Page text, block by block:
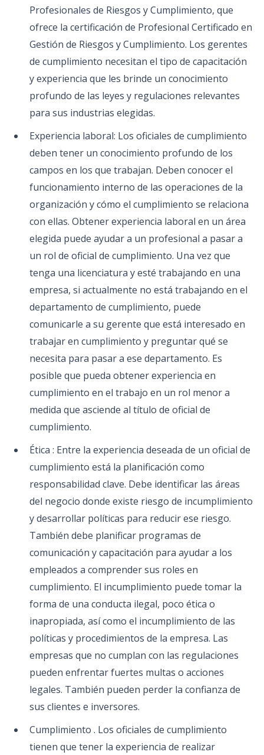
Profesionales de Riesgos y Cumplimiento, que
ofrece la certificación de Profesional Certificado en
Gestión de Riesgos y Cumplimiento. Los gerentes
de cumplimiento necesitan el tipo de capacitación
y experiencia que les brinde un conocimiento
profundo de las leyes y regulaciones relevantes
para sus industrias elegidas.
Experiencia laboral: Los oficiales de cumplimiento
deben tener un conocimiento profundo de los
campos en los que trabajan. Deben conocer el
funcionamiento interno de las operaciones de la
organización y cómo el cumplimiento se relaciona
con ellas. Obtener experiencia laboral en un área
elegida puede ayudar a un profesional a pasar a
un rol de oficial de cumplimiento. Una vez que
tenga una licenciatura y esté trabajando en una
empresa, si actualmente no está trabajando en el
departamento de cumplimiento, puede
comunicarle a su gerente que está interesado en
trabajar en cumplimiento y preguntar qué se
necesita para pasar a ese departamento. Es
posible que pueda obtener experiencia en
cumplimiento en el trabajo en un rol menor a
medida que asciende al título de oficial de
cumplimiento.
Ética : Entre la experiencia deseada de un oficial de
cumplimiento está la planificación como
responsabilidad clave. Debe identificar las áreas
del negocio donde existe riesgo de incumplimiento
y desarrollar políticas para reducir ese riesgo.
También debe planificar programas de
comunicación y capacitación para ayudar a los
empleados a comprender sus roles en
cumplimiento. El incumplimiento puede tomar la
forma de una conducta ilegal, poco ética o
inapropiada, así como el incumplimiento de las
políticas y procedimientos de la empresa. Las
empresas que no cumplan con las regulaciones
pueden enfrentar fuertes multas o acciones
legales. También pueden perder la confianza de
sus clientes e inversores.
Cumplimiento . Los oficiales de cumplimiento
tienen que tener la experiencia de realizar